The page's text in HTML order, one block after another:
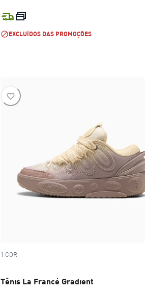
EXCLUÍDOS DAS PROMOÇÕES
1 COR
Tênis La Francé Gradient